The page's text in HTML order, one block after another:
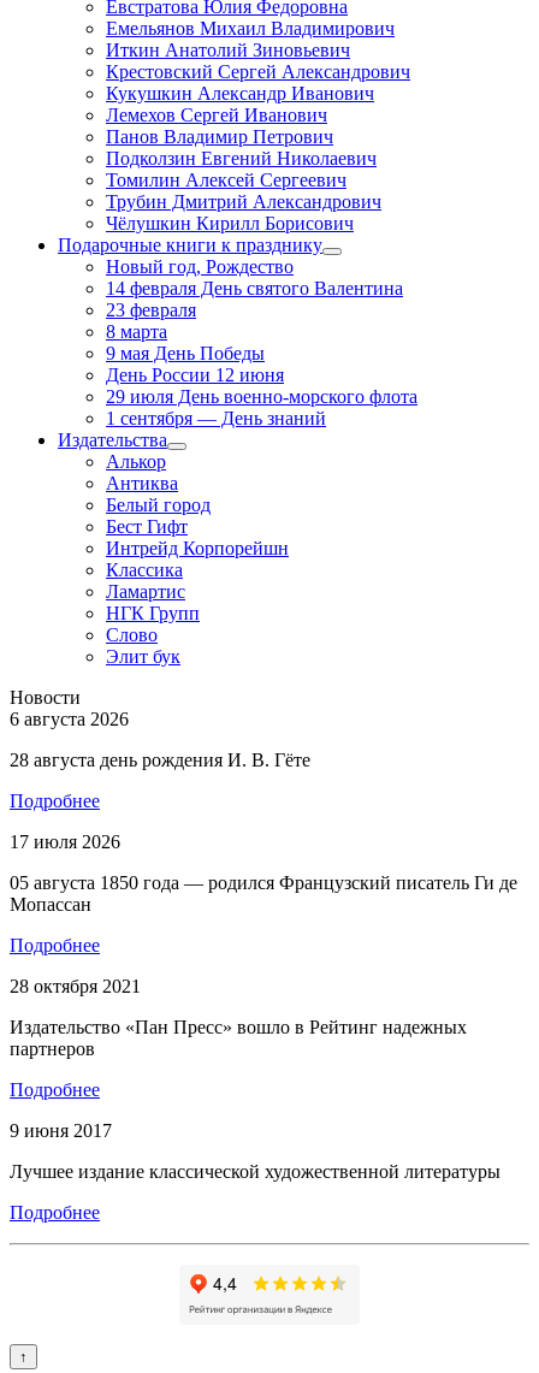
Евстратова Юлия Федоровна
Емельянов Михаил Владимирович
Иткин Анатолий Зиновьевич
Крестовский Сергей Александрович
Кукушкин Александр Иванович
Лемехов Сергей Иванович
Панов Владимир Петрович
Подколзин Евгений Николаевич
Томилин Алексей Сергеевич
Трубин Дмитрий Александрович
Чёлушкин Кирилл Борисович
Подарочные книги к празднику
Новый год, Рождество
14 февраля День святого Валентина
23 февраля
8 марта
9 мая День Победы
День России 12 июня
29 июля День военно-морского флота
1 сентября — День знаний
Издательства
Алькор
Антиква
Белый город
Бест Гифт
Интрейд Корпорейшн
Классика
Ламартис
НГК Групп
Слово
Элит бук
Новости
6 августа 2026
28 августа день рождения И. В. Гёте
Подробнее
17 июля 2026
05 августа 1850 года — родился Французский писатель Ги де
Мопассан
Подробнее
28 октября 2021
Издательство «Пан Пресс» вошло в Рейтинг надежных
партнеров
Подробнее
9 июня 2017
Лучшее издание классической художественной литературы
Подробнее
↑